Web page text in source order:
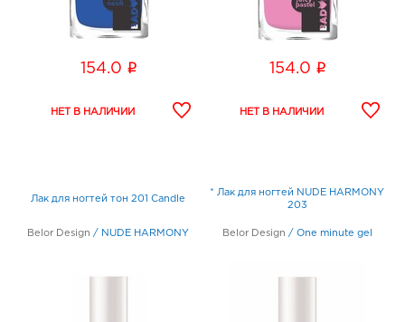
154.0 i 154.0 i
Лак для ногтей тон 201 Candle
Belor Design / NUDE HARMONY
* Лак для ногтей NUDE HARMONY
203
Belor Design / One minute gel